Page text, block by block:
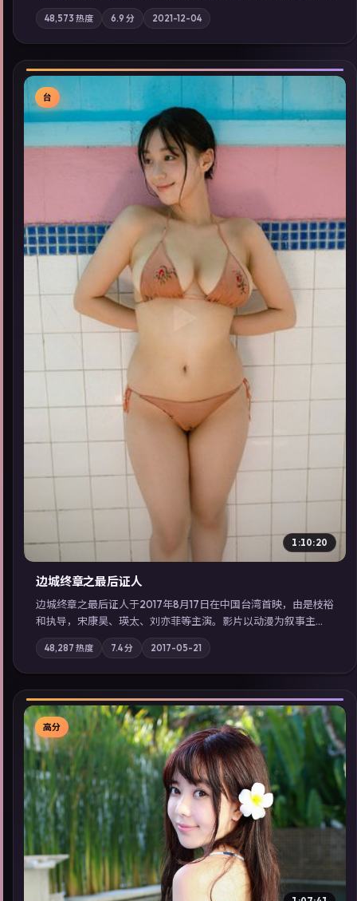
两代人的执念在暴风雨夜正面相撞；摄影与配乐强化地域气质；
站内亦可通过「国产免费观看高清电视剧在线看」延展检索同类
型高分佳作，畅享高清在线追剧体验。
48,573 热度 6.9 分 2021-12-04
▶
台
1:10:20
边城终章之最后证人
边城终章之最后证人于2017年8月17日在中国台湾首映，由是枝裕
和执导，宋康昊、瑛太、刘亦菲等主演。影片以动漫为叙事主
轴，两代人的执念在暴风雨夜正面相撞；摄影与配乐强化地域气
质；站内亦可通过「国产免费观看高清电视剧在线看」延展检索
同类型高分佳作，畅享高清在线追剧体验。
48,287 热度 7.4分 2017-05-21
▶
高分